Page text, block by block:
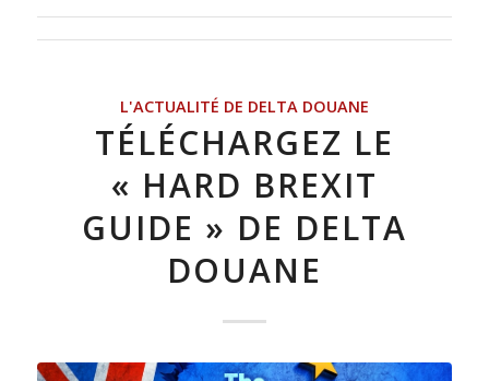
L'ACTUALITÉ DE DELTA DOUANE
TÉLÉCHARGEZ LE
« HARD BREXIT
GUIDE » DE DELTA
DOUANE